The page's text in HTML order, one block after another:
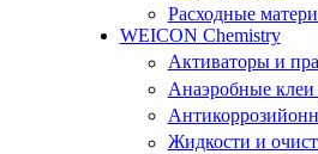
Расходные
WEICON Chemistry
Активаторы и
Анаэробные
Жидкости и